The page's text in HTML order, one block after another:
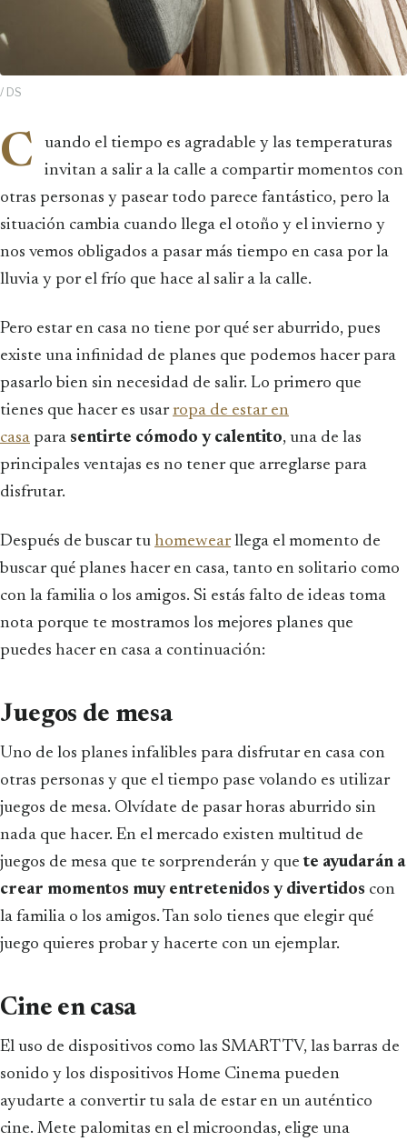
/ DS
C
uando el tiempo es agradable y las temperaturas
invitan a salir a la calle a compartir momentos con
otras personas y pasear todo parece fantástico, pero la
situación cambia cuando llega el otoño y el invierno y
nos vemos obligados a pasar más tiempo en casa por la
lluvia y por el frío que hace al salir a la calle.
Pero estar en casa no tiene por qué ser aburrido, pues
existe una infinidad de planes que podemos hacer para
pasarlo bien sin necesidad de salir. Lo primero que
tienes que hacer es usarropa de estar en
casa para sentirte cómodo y calentito, una de las
principales ventajas es no tener que arreglarse para
disfrutar.
Después de buscar tu homewearllega el momento de
buscar qué planes hacer en casa, tanto en solitario como
con la familia o los amigos. Si estás falto de ideas toma
nota porque te mostramos los mejores planes que
puedes hacer en casa a continuación:
Juegos de mesa
Uno de los planes infalibles para disfrutar en casa con
otras personas y que el tiempo pase volando es utilizar
juegos de mesa. Olvídate de pasar horas aburrido sin
nada que hacer. En el mercado existen multitud de
juegos de mesa que te sorprenderán y quete ayudarán a
crear momentos muy entretenidos y divertidos con
la familia o los amigos. Tan solo tienes que elegir qué
juego quieres probar y hacerte con un ejemplar.
Cine en casa
El uso de dispositivos como las SMART TV, las barras de
sonido y los dispositivos Home Cinema pueden
ayudarte a convertir tu sala de estar en un auténtico
cine. Mete palomitas en el microondas, elige una